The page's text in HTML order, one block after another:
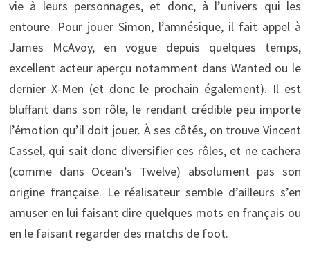
vie à leurs personnages, et donc, à l’univers qui les
entoure. Pour jouer Simon, l’amnésique, il fait appel à
James McAvoy, en vogue depuis quelques temps,
excellent acteur aperçu notamment dans Wanted ou le
dernier X-Men (et donc le prochain également). Il est
bluffant dans son rôle, le rendant crédible peu importe
l’émotion qu’il doit jouer. À ses côtés, on trouve Vincent
Cassel, qui sait donc diversifier ces rôles, et ne cachera
(comme dans Ocean’s Twelve) absolument pas son
origine française. Le réalisateur semble d’ailleurs s’en
amuser en lui faisant dire quelques mots en français ou
en le faisant regarder des matchs de foot.